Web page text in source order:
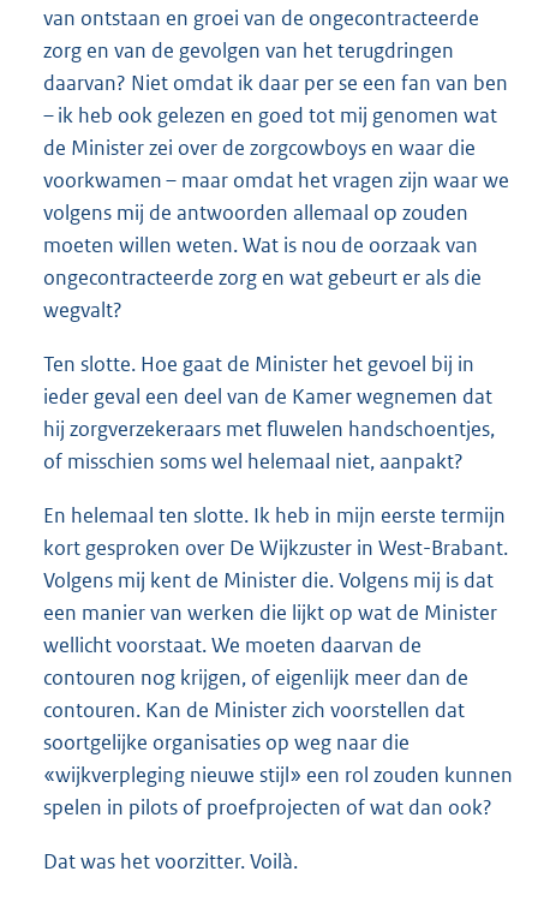
van ontstaan en groei van de ongecontracteerde
zorg en van de gevolgen van het terugdringen
daarvan? Niet omdat ik daar per se een fan van ben
– ik heb ook gelezen en goed tot mij genomen wat
de Minister zei over de zorgcowboys en waar die
voorkwamen – maar omdat het vragen zijn waar we
volgens mij de antwoorden allemaal op zouden
moeten willen weten. Wat is nou de oorzaak van
ongecontracteerde zorg en wat gebeurt er als die
wegvalt?
Ten slotte. Hoe gaat de Minister het gevoel bij in
ieder geval een deel van de Kamer wegnemen dat
hij zorgverzekeraars met fluwelen handschoentjes,
of misschien soms wel helemaal niet, aanpakt?
En helemaal ten slotte. Ik heb in mijn eerste termijn
kort gesproken over De Wijkzuster in West-Brabant.
Volgens mij kent de Minister die. Volgens mij is dat
een manier van werken die lijkt op wat de Minister
wellicht voorstaat. We moeten daarvan de
contouren nog krijgen, of eigenlijk meer dan de
contouren. Kan de Minister zich voorstellen dat
soortgelijke organisaties op weg naar die
«wijkverpleging nieuwe stijl» een rol zouden kunnen
spelen in pilots of proefprojecten of wat dan ook?
Dat was het voorzitter. Voilà.